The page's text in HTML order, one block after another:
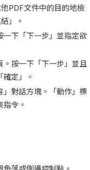
PDF文件中的目的地檢
」。
下「下一步」並指定欲
按一下「下一步」並且
定」。
對話方塊。「動作」標
令。